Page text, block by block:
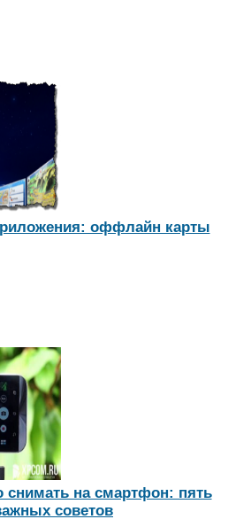
оффлайн карты
снимать на смартфон: пять
советов